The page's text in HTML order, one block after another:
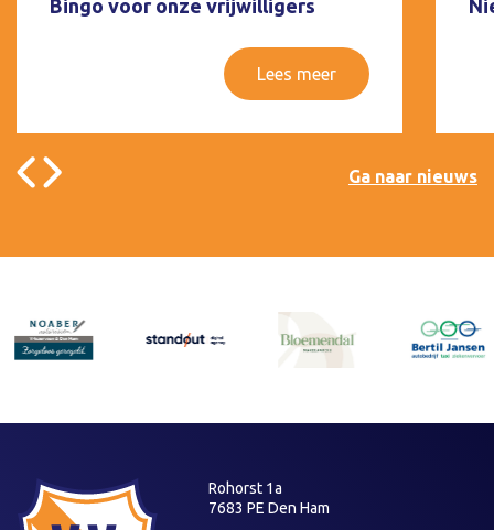
Bingo voor onze vrijwilligers
Lees meer
Ga naar nieuws
Rohorst 1a
7683 PE Den Ham